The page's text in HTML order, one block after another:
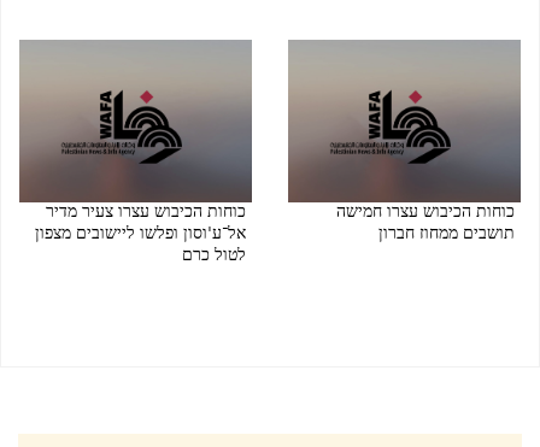
כוחות הכיבוש עצרו חמישה
תושבים ממחוז חברון
כוחות הכיבוש עצרו צעיר מדיר
אל־ע'וסון ופלשו ליישובים מצפון
לטול כרם